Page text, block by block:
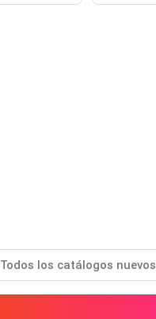
Todos los catálogos nuevos